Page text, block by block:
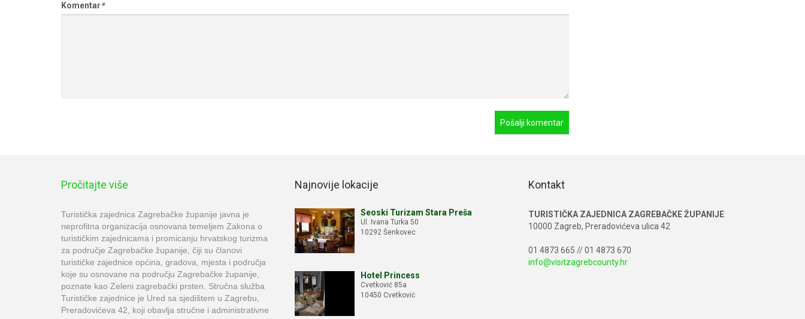
Komentar*
Pročitajte više
Turistička zajednica Zagrebačke županije javna je
neprofitna organizacija osnovana temeljem Zakona o
turističkim zajednicama i promicanju hrvatskog turizma
za područje Zagrebačke županije, čiji su članovi
turističke zajednice općina, gradova, mjesta i područja
koje su osnovane na području Zagrebačke županije,
poznate kao Zeleni zagrebački prsten. Stručna služba
Turističke zajednice je Ured sa sjedištem u Zagrebu,
Preradovićeva 42, koji obavlja stručne i administrativne
Najnovije lokacije
Seoski Turizam Stara Preša
Ul. Ivana Turka 50
10292 Šenkovec
Hotel Princess
Cvetković 85a
10450 Cvetković
Kontakt
TURISTIČKA ZAJEDNICA ZAGREBAČKE ŽUPANIJE
10000 Zagreb, Preradovićeva ulica 42
01 4873 665 // 01 4873 670
info@visitzagrebcounty.hr